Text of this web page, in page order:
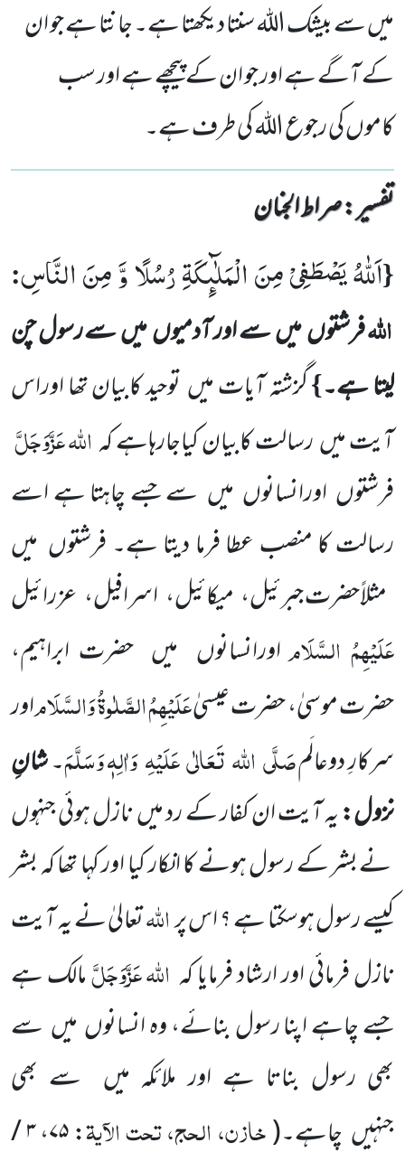
میں سے بیشک اللہ سنتا دیکھتا ہے۔ جانتا ہے جو ان
کے آگے ہے اور جو ان کے پیچھے ہے اور سب
کاموں کی رجوع اللہ کی طرف ہے۔
تفسیر : ‎صراط الجنان
{اَللّٰهُ یَصْطَفِیْ مِنَ الْمَلٰٓىٕكَةِ رُسُلًا وَّ مِنَ النَّاسِ:
اللہفرشتوںمیںسے اور آدمیوںمیںسے رسول چن
لیتا ہے۔}گزشتہ آیاتمیںتوحید کابیان تھا اوراس
آیت میںرسالت کابیان کیاجارہاہے کہاللہعَزَّوَجَلَّ
فرشتوں اورانسانوں میں سے جسے چاہتا ہے اسے
رسالت کا منصب عطا فرما دیتا ہے۔ فرشتوں میں
مثلاًحضرت جبرئیل، میکائیل، اسرافیل، عزرائیل
عَلَیْہِمُ السَّلَاماورانسانوں میں حضرت ابراہیم،
حضرت موسیٰ، حضرت عیسیٰعَلَیْہِمُ الصَّلٰوۃُ وَالسَّلَاماور
سرکارِ دوعالَمصَلَّیاللہتَعَالٰیعَلَیْہِوَاٰلِہٖ وَسَلَّمَ۔شانِ
نزول:یہ آیت ان کفار کے رد میںنازل ہوئی جنہوں
نے بشر کے رسول ہونے کا انکار کیا اور کہا تھا کہ بشر
کیسے رسول ہوسکتا ہے ؟ اس پراللہتعالیٰ نے یہ آیت
نازل فرمائی اور ارشاد فرمایا کہ اللہعَزَّوَجَلَّمالک ہے
جسے چاہے اپنا رسول بنائے، وہ انسانوںمیں سے
بھی رسول بناتا ہے اور ملائکہ میں سے بھی
جنہیں چاہے۔(خازن، الحج، تحت الآیۃ : ۷۵، ۳ /